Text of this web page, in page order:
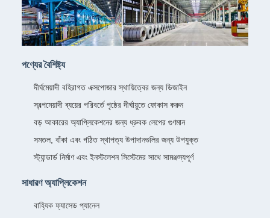
পণ্যের বৈশিষ্ট্য
দীর্ঘমেয়াদী বহিরাগত এক্সপোজার স্থায়িত্বের জন্য ডিজাইন
স্বল্পমেয়াদী ব্যয়ের পরিবর্তে পৃষ্ঠের দীর্ঘায়ুতে ফোকাস করুন
বড় আকারের অ্যাপ্লিকেশনের জন্য ধ্রুবক লেপের গুণমান
সমতল, বাঁকা এবং গঠিত স্থাপত্য উপাদানগুলির জন্য উপযুক্ত
স্ট্যান্ডার্ড নির্মাণ এবং ইনস্টলেশন সিস্টেমের সাথে সামঞ্জস্যপূর্ণ
সাধারণ অ্যাপ্লিকেশন
বাহ্যিক ফ্যাসেড প্যানেল